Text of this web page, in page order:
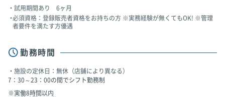
試用期間あり 6ヶ月
必須資格：登録販売者資格をお持ちの方 ※実務経験が無くてもOK! ※管理
者要件を満たす方優遇
勤務時間
施設の定休日：無休（店舗により異なる）
7：30～23：00の間でシフト勤務制
※実働8時間以内